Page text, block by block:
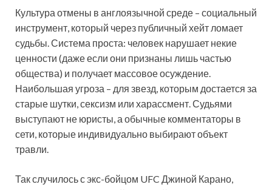
Культура отмены в англоязычной среде – социальный
инструмент, который через публичный хейт ломает
судьбы. Система проста: человек нарушает некие
ценности (даже если они признаны лишь частью
общества) и получает массовое осуждение.
Наибольшая угроза – для звезд, которым достается за
старые шутки, сексизм или харассмент. Судьями
выступают не юристы, а обычные комментаторы в
сети, которые индивидуально выбирают объект
травли.
Так случилось с экс-бойцом UFC Джиной Карано,